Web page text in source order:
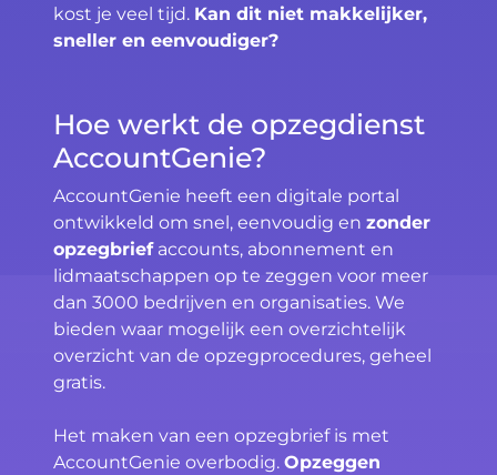
kost je veel tijd. Kan dit niet makkelijker,
sneller en eenvoudiger?
Hoe werkt de opzegdienst
AccountGenie?
AccountGenie heeft een digitale portal
ontwikkeld om snel, eenvoudig en zonder
opzegbriefaccounts, abonnement en
lidmaatschappen op te zeggen voor meer
dan 3000 bedrijven en organisaties. We
bieden waar mogelijk een overzichtelijk
overzicht van de opzegprocedures, geheel
gratis.
Het maken van een opzegbrief is met
AccountGenie overbodig. Opzeggen